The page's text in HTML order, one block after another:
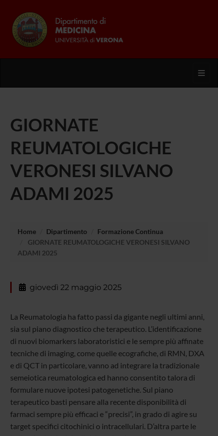
GIORNATE
REUMATOLOGICHE
VERONESI SILVANO
ADAMI 2025
Home Dipartimento
Formazione Continua
GIORNATE REUMATOLOGICHE VERONESI SILVANO
ADAMI 2025
giovedì 22 maggio 2025
La Reumatologia ha fatto passi da gigante negli ultimi anni,
sia sul piano diagnostico che terapeutico. L’identificazione
di nuovi biomarkers laboratoristici e le sempre più affinate
tecniche di imaging, come quelle ecografiche, di RMN, DXA
e di QCT in particolare, vanno ad integrare la tradizionale
semeiotica reumatologica ed hanno consentito talora di
formulare nuove ipotesi patogenetiche. Sul piano
terapeutico basti pensare alla recente disponibilità di
farmaci sempre più efficaci e “precisi”, in grado di agire su
target specifici citochinici o intracellulari. D’altra parte le